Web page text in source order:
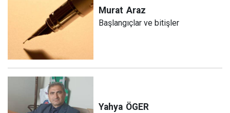
Murat Araz
Başlangıçlar ve bitişler
Yahya ÖGER